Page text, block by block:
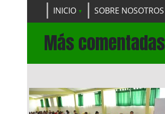
INICIO SOBRE NOSOTROS
Más comentadas